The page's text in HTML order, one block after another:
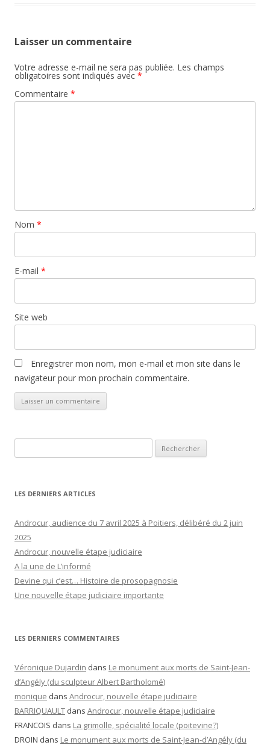
Laisser un commentaire
Votre adresse e-mail ne sera pas publiée. Les champs
obligatoires sont indiqués avec *
Commentaire *
Nom *
E-mail *
Site web
Enregistrer mon nom, mon e-mail et mon site dans le
navigateur pour mon prochain commentaire.
LES DERNIERS ARTICLES
Androcur, audience du 7 avril 2025 à Poitiers, délibéré du 2 juin
2025
Androcur, nouvelle étape judiciaire
A la une de L’informé
Devine qui c’est… Histoire de prosopagnosie
Une nouvelle étape judiciaire importante
LES DERNIERS COMMENTAIRES
Véronique Dujardin dans Le monument aux morts de Saint-Jean-
d’Angély (du sculpteur Albert Bartholomé)
monique dans Androcur, nouvelle étape judiciaire
BARRIQUAULT dans Androcur, nouvelle étape judiciaire
FRANCOIS dans La grimolle, spécialité locale (poitevine?)
DROIN dans Le monument aux morts de Saint-Jean-d’Angély (du